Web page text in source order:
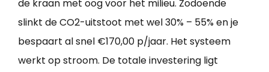
de kraan met oog voor het milieu. Zodoende
slinkt de CO2-uitstoot met wel 30% – 55% en je
bespaart al snel €170,00 p/jaar. Het systeem
werkt op stroom. De totale investering ligt